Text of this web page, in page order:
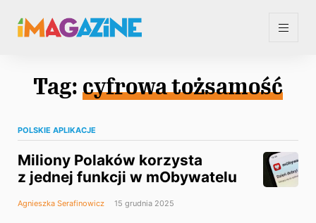
Tag: cyfrowa tożsamość
POLSKIE APLIKACJE
Miliony Polaków korzysta
z jednej funkcji w mObywatelu
Agnieszka Serafinowicz 15 grudnia 2025